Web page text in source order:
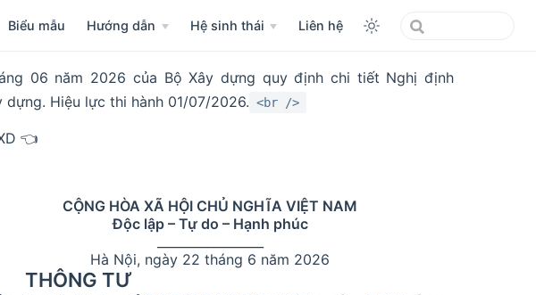
Biểu mẫu Hướng dẫn Hệ sinh thái Liên hệ
06 năm 2026 của Bộ Xây dựng quy định chi tiết Nghị định
Hiệu lực thi hành 01/07/2026. <br />
👈
CỘNG HÒA XÃ HỘI CHỦ NGHĨA VIỆT NAM
Độc lập – Tự do – Hạnh phúc
Hà Nội, ngày 22 tháng 6 năm 2026
THÔNG TƯ